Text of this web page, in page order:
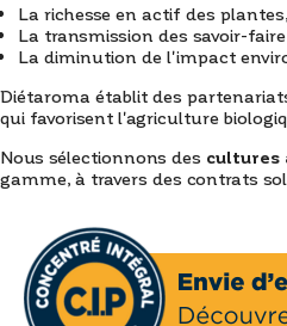
La richesse en actif des plantes,
La transmission des savoir-
La diminution de l'impact
Diétaroma établit des
qui favorisent l'agriculture
Nous sélectionnons des cultures
gamme, à travers des contrats